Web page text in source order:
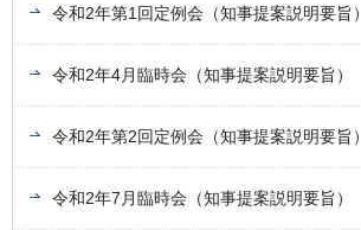
令和2年第1回定例会（知事提案説明要旨）
令和2年4月臨時会（知事提案説明要旨）
令和2年第2回定例会（知事提案説明要旨）
令和2年7月臨時会（知事提案説明要旨）